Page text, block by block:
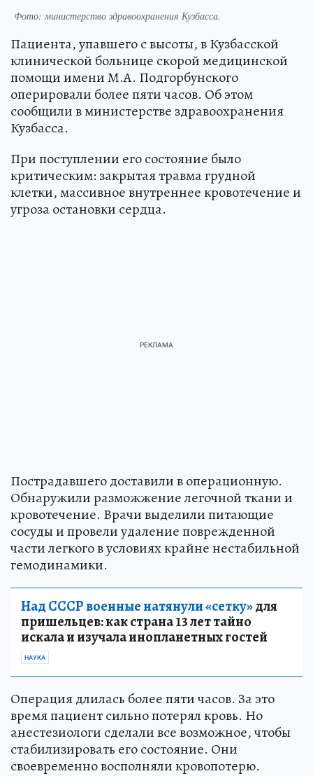
Фото: министерство здравоохранения Кузбасса.
Пациента, упавшего с высоты, в Кузбасской
клинической больнице скорой медицинской
помощи имени М.А. Подгорбунского
оперировали более пяти часов. Об этом
сообщили в министерстве здравоохранения
Кузбасса.
При поступлении его состояние было
критическим: закрытая травма грудной
клетки, массивное внутреннее кровотечение и
угроза остановки сердца.
Пострадавшего доставили в операционную.
Обнаружили разможжение легочной ткани и
кровотечение. Врачи выделили питающие
сосуды и провели удаление поврежденной
части легкого в условиях крайне нестабильной
гемодинамики.
Над СССР военные натянули «сетку»для
пришельцев: как страна 13 лет тайно
искала и изучала инопланетных гостей
НАУКА
Операция длилась более пяти часов. За это
время пациент сильно потерял кровь. Но
анестезиологи сделали все возможное, чтобы
стабилизировать его состояние. Они
своевременно восполняли кровопотерю.